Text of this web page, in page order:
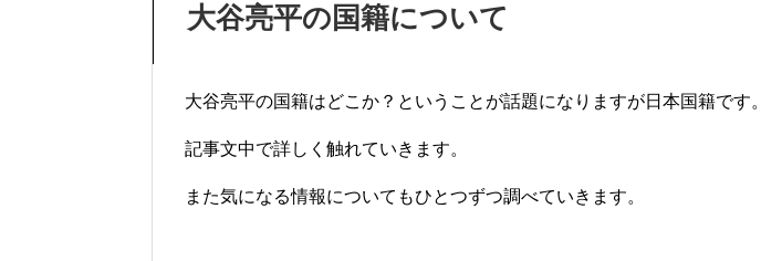
大谷亮平の国籍について
大谷亮平の国籍はどこか？ということが話題になりますが日本国籍です。
記事文中で詳しく触れていきます。
また気になる情報についてもひとつずつ調べていきます。